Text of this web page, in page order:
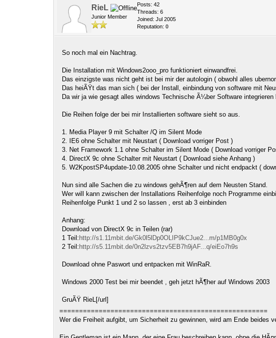
RieL
Junior Member
Posts: 42
Threads: 6
Joined: Jul 2005
Reputation:0
So noch mal ein Nachtrag.
Die Installation mit Windows2ooo_pro funktioniert einwandfrei.
Das einzigste was nicht geht ist bei mir der autologin ( obwohl alles
Das heiÃŸt das man sich ( bei der Install, einbindung von software mit
Da wir ja wie gesagt alles windows Technische Ã¼ber Software
Die Reihen folge der bei mir Installierten software sieht so aus.
1. Media Player 9 mit Schalter /Q im Silent Mode
2. IE6 ohne Schalter mit Neustart ( Download vorriger Post )
3. Net Framework 1.1 ohne Schalter im Silent Mode ( Download vorriger
4. DirectX 9c ohne Schalter mit Neustart ( Download siehe Anhang )
5. W2KpostSP4update-10.08.2005 ohne Schalter und nicht endpackt (
Nun sind alle Sachen die zu windows gehÃ¶ren auf dem Neusten Stand.
Wer will kann zwischen der Installations Reihenfolge noch Programme
Reihenfolge Punkt 1 und 2 so lassen , erst ab 3 einbinden
Anhang:
Download von DirectX 9c in Teilen (rar)
1 Teil: http://s1.11mbit.de/Gk0l5lDp0OLIP9kCJue2...m/p1MB0g0x
2 Teil: http://s5.11mbit.de/0n2lzvs2tzv5EB7h9jAF...q/eiEo7h9s
Download ohne Paswort und entpacken mit WinRaR.
Windows 2000 Test bei mir beendet , geh jetzt hÃ¶her auf Windows 2003
GruÃŸ RieL[/url]
=====================================================
Wer die Freiheit aufgibt, um Sicherheit zu gewinnen, wird am Ende beides